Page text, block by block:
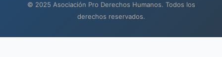
© 2025 Asociación Pro Derechos Humanos. Todos los
derechos reservados.